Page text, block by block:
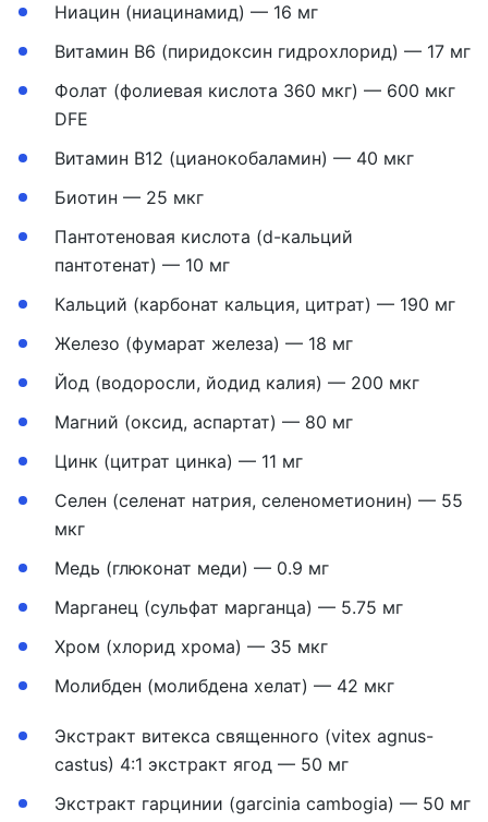
Ниацин (ниацинамид) — 16 мг
Витамин В6 (пиридоксин гидрохлорид) — 17 мг
Фолат (фолиевая кислота 360 мкг) — 600 мкг
DFE
Витамин В12 (цианокобаламин) — 40 мкг
Биотин — 25 мкг
Пантотеновая кислота (d-кальций
пантотенат) — 10 мг
Кальций (карбонат кальция, цитрат) — 190 мг
Железо (фумарат железа) — 18 мг
Йод (водоросли, йодид калия) — 200 мкг
Магний (оксид, аспартат) — 80 мг
Цинк (цитрат цинка) — 11 мг
Селен (селенат натрия, селенометионин) — 55
мкг
Медь (глюконат меди) — 0.9 мг
Марганец (сульфат марганца) — 5.75 мг
Хром (хлорид хрома) — 35 мкг
Молибден (молибдена хелат) — 42 мкг
Экстракт витекса священного (vitex agnus-
castus) 4:1 экстракт ягод — 50 мг
Экстракт гарцинии (garcinia cambogia) — 50 мг